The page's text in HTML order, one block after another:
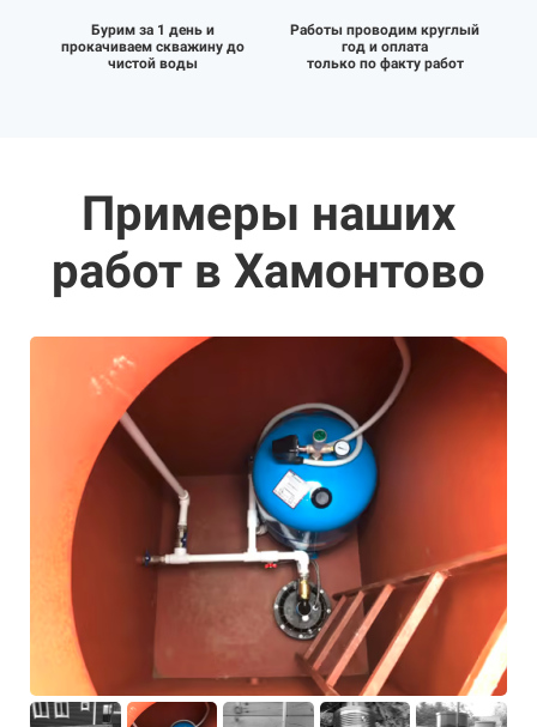
Бурим за 1 день и
прокачиваем скважину до
чистой воды
Работы проводим круглый
год и оплата
только по факту работ
Примеры наших
работ в Хамонтово